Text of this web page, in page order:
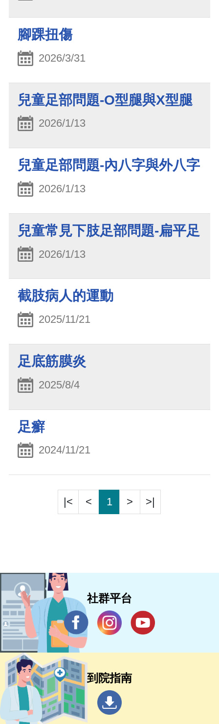
腳踝扭傷
2026/3/31
兒童足部問題-O型腿與X型腿
2026/1/13
兒童足部問題-內八字與外八字
2026/1/13
兒童常見下肢足部問題-扁平足
2026/1/13
截肢病人的運動
2025/11/21
足底筋膜炎
2025/8/4
足癬
2024/11/21
|< < 1 > >|
社群平台
到院指南